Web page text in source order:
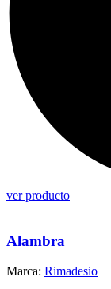
ver producto
Alambra
Marca: Rimadesio